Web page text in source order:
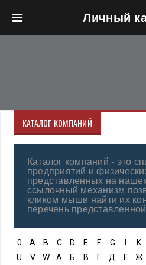
Личный
КАТАЛОГ КОМПАНИЙ
Каталог компаний - это
предприятий и
представленных на
ссылочный механизм
кликом мыши найти их
перечень
0 A B C D E F G K
U
V W А Б В Г Д Е Ж